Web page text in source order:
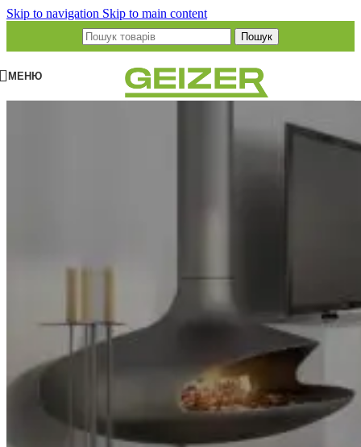
Skip to navigation Skip to main content
Пошук
МЕНЮ